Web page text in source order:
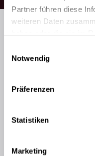
Partner führen diese
weiteren Daten
haben oder die sie im
Notwendig
Präferenzen
Statistiken
Marketing
Die